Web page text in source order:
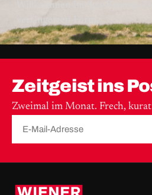
Willkommen im Spa-Express:
verlängerten Form.
Zeitgeist ins
Zweimal im Monat. Frech,